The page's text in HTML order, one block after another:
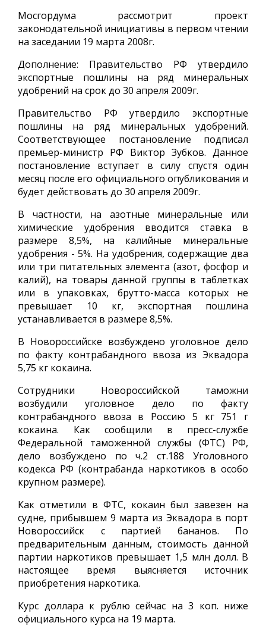
Мосгордума рассмотрит проект
законодательной инициативы в первом чтении
на заседании 19 марта 2008г.
Дополнение: Правительство РФ утвердило
экспортные пошлины на ряд минеральных
удобрений на срок до 30 апреля 2009г.
Правительство РФ утвердило экспортные
пошлины на ряд минеральных удобрений.
Соответствующее постановление подписал
премьер-министр РФ Виктор Зубков. Данное
постановление вступает в силу спустя один
месяц после его официального опубликования и
будет действовать до 30 апреля 2009г.
В частности, на азотные минеральные или
химические удобрения вводится ставка в
размере 8,5%, на калийные минеральные
удобрения - 5%. На удобрения, содержащие два
или три питательных элемента (азот, фосфор и
калий), на товары данной группы в таблетках
или в упаковках, брутто-масса которых не
превышает 10 кг, экспортная пошлина
устанавливается в размере 8,5%.
В Новороссийске возбуждено уголовное дело
по факту контрабандного ввоза из Эквадора
5,75 кг кокаина.
Сотрудники Новороссийской таможни
возбудили уголовное дело по факту
контрабандного ввоза в Россию 5 кг 751 г
кокаина. Как сообщили в пресс-службе
Федеральной таможенной службы (ФТС) РФ,
дело возбуждено по ч.2 ст.188 Уголовного
кодекса РФ (контрабанда наркотиков в особо
крупном размере).
Как отметили в ФТС, кокаин был завезен на
судне, прибывшем 9 марта из Эквадора в порт
Новороссийск с партией бананов. По
предварительным данным, стоимость данной
партии наркотиков превышает 1,5 млн долл. В
настоящее время выясняется источник
приобретения наркотика.
Курс доллара к рублю сейчас на 3 коп. ниже
официального курса на 19 марта.